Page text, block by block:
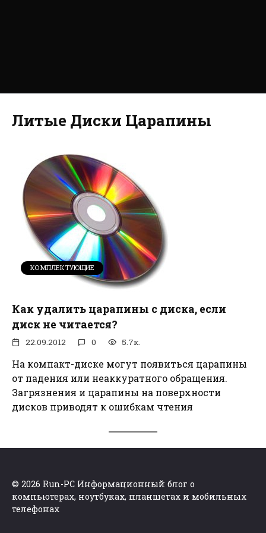
Литые Диски Царапины
КОМПЛЕКТУЮЩИЕ
Как удалить царапины с диска, если
диск не читается?
22.09.2012 0 5.7к.
На компакт-диске могут появиться царапины
от падения или неаккуратного обращения.
Загрязнения и царапины на поверхности
дисков приводят к ошибкам чтения
© 2026 Run-PC Информационный блог о
компьютерах, ноутбуках, планшетах и мобильных
телефонах